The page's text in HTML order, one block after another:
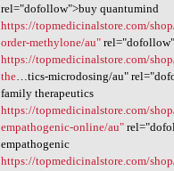
rel="dofollow">buy quantumind
https://topmedicinalstore.com/
order-methylone/au"
https://topmedicinalstore.com/
the…tics-microdosing/au"
family therapeutics
https://topmedicinalstore.com/
empathogenic-online/au"
empathogenic
https://topmedicinalstore.com/